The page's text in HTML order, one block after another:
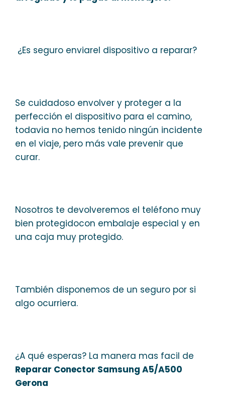
¿Es seguro enviarel dispositivo a reparar?
Se cuidadoso envolver y proteger a la
perfección el dispositivo para el camino,
todavia no hemos tenido ningún incidente
en el viaje, pero más vale prevenir que
curar.
Nosotros te devolveremos el teléfono muy
bien protegidocon embalaje especial y en
una caja muy protegido.
También disponemos de un seguro por si
algo ocurriera.
¿A qué esperas? La manera mas facil de
Reparar Conector Samsung A5/A500
Gerona